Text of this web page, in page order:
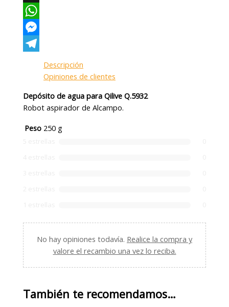
X
WhatsApp
Messenger
Descripción
Opiniones de clientes
Depósito de agua para Qilive Q.5932
Robot aspirador de Alcampo.
Peso 250 g
No hay opiniones todavía. Realice la compra y
valore el recambio una vez lo reciba.
También te recomendamos…